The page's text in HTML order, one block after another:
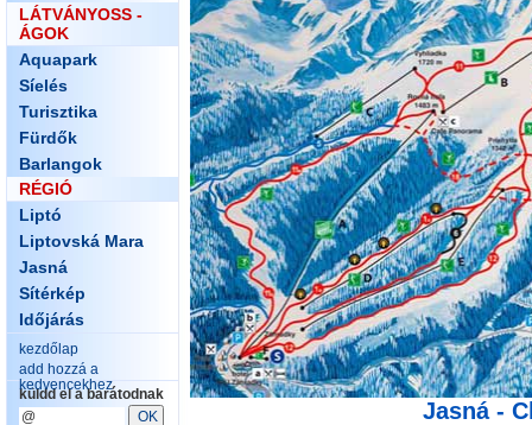
LÁTVÁNYOSS -
ÁGOK
Aquapark
Síelés
Turisztika
Fürdők
Barlangok
RÉGIÓ
Liptó
Liptovská Mara
Jasná
Sítérkép
Időjárás
kezdőlap
add hozzá a
kedvencekhez
küldd el a barátodnak
Jasná -